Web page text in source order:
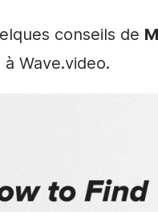
conseils de
Wave.video.